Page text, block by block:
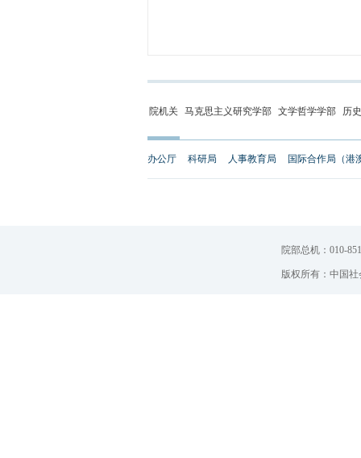
院机关 马克思主义研究学部 文学哲学学部 历
办公厅 科研局 人事教育局 国际合作局（港
院部总机：010-
版权所有：中国